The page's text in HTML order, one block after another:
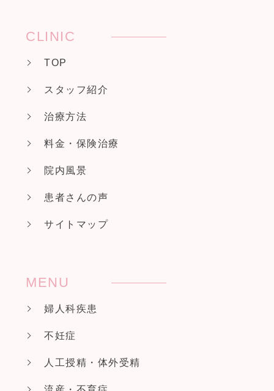
CLINIC
TOP
スタッフ紹介
治療方法
料金・保険治療
院内風景
患者さんの声
サイトマップ
MENU
婦人科疾患
不妊症
人工授精・体外受精